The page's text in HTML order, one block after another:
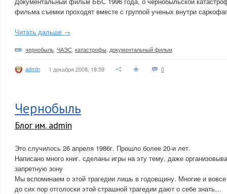
фильма съемки проходят вместе с группой ученых внутри
Читать дальше →
чернобыль ЧАЭС катастрофы документальный фильм
admin 1 декабря 2008, 18:59 0
Чернобыль
Блог им. admin
Это случилось 26 апреля 1986г. Прошло более 20-и лет.
Написано много книг. сделаны игры на эту тему, даже
запретную зону
Мы вспоминаем о этой трагедии лишь в годовщину. Многие и
до сих пор отголоски этой страшной трагедии дают о себе знать…